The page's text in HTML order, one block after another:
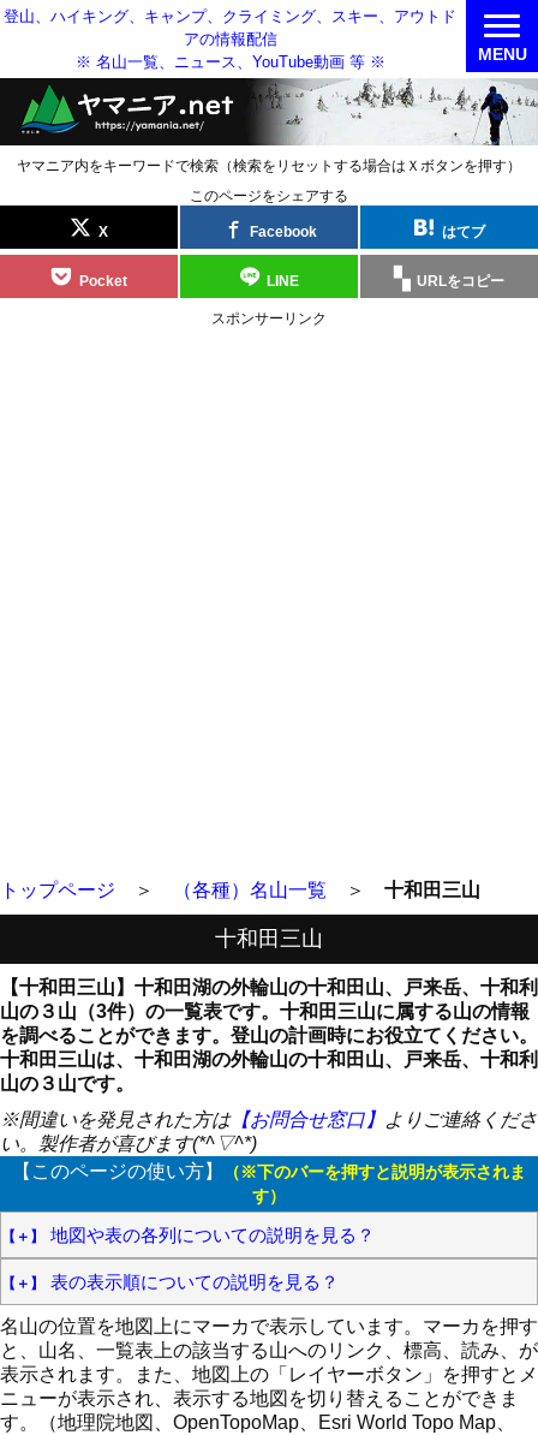
登山、ハイキング、キャンプ、クライミング、スキー、アウトド
アの情報配信
※ 名山一覧、ニュース、YouTube動画 等 ※
ヤマニア内をキーワードで検索（検索をリセットする場合はＸボタンを押す）
MENU
このページをシェアする
X Facebook はてブ
Pocket LINE URLをコピー
スポンサーリンク
トップページ ＞ （各種）名山一覧 ＞ 十和田三山
十和田三山
【十和田三山】十和田湖の外輪山の十和田山、戸来岳、十和利
山の３山（3件）の一覧表です。十和田三山に属する山の情報
を調べることができます。登山の計画時にお役立てください。
十和田三山は、十和田湖の外輪山の十和田山、戸来岳、十和利
山の３山です。
※間違いを発見された方は【お問合せ窓口】 よりご連絡くださ
い。製作者が喜びます(*^▽^*)
【このページの使い方】
（※下のバーを押すと説明が表示されま
す）
地図や表の各列についての説明を見る？
表の表示順についての説明を見る？
名山の位置を地図上にマーカで表示しています。マーカを押す
と、山名、一覧表上の該当する山へのリンク、標高、読み、が
表示されます。また、地図上の「レイヤーボタン」を押すとメ
ニューが表示され、表示する地図を切り替えることができま
す。（地理院地図、OpenTopoMap、Esri World Topo Map、